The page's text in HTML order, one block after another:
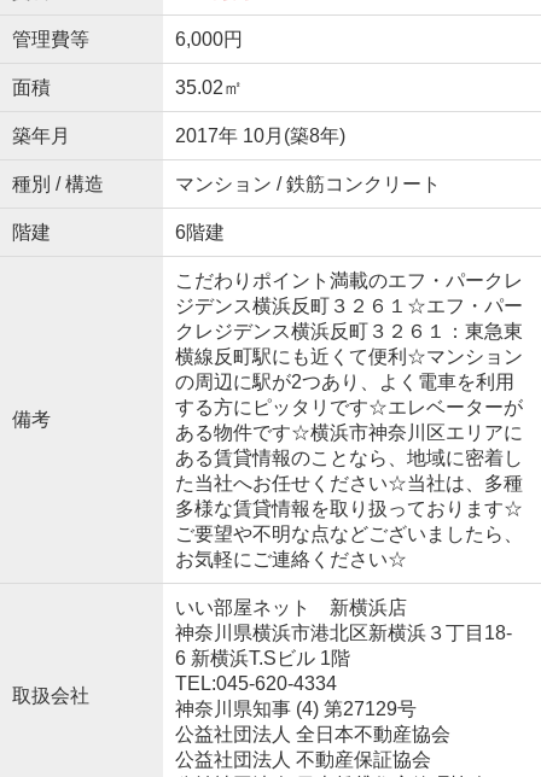
管理費等 6,000円
面積 35.02㎡
築年月 2017年 10月(築8年)
種別 / 構造 マンション / 鉄筋コンクリート
階建 6階建
備考
こだわりポイント満載のエフ・パークレ
ジデンス横浜反町３２６１☆エフ・パー
クレジデンス横浜反町３２６１：東急東
横線反町駅にも近くて便利☆マンション
の周辺に駅が2つあり、よく電車を利用
する方にピッタリです☆エレベーターが
ある物件です☆横浜市神奈川区エリアに
ある賃貸情報のことなら、地域に密着し
た当社へお任せください☆当社は、多種
多様な賃貸情報を取り扱っております☆
ご要望や不明な点などございましたら、
お気軽にご連絡ください☆
取扱会社
いい部屋ネット 新横浜店
神奈川県横浜市港北区新横浜３丁目18-
6 新横浜T.Sビル 1階
TEL:045-620-4334
神奈川県知事 (4) 第27129号
公益社団法人 全日本不動産協会
公益社団法人 不動産保証協会